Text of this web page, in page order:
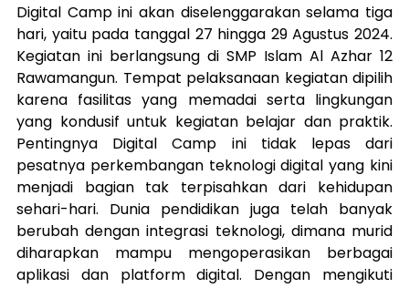
Digital Camp ini akan diselenggarakan selama tiga
hari, yaitu pada tanggal 27 hingga 29 Agustus 2024.
Kegiatan ini berlangsung di SMP Islam Al Azhar 12
Rawamangun. Tempat pelaksanaan kegiatan dipilih
karena fasilitas yang memadai serta lingkungan
yang kondusif untuk kegiatan belajar dan praktik.
Pentingnya Digital Camp ini tidak lepas dari
pesatnya perkembangan teknologi digital yang kini
menjadi bagian tak terpisahkan dari kehidupan
sehari-hari. Dunia pendidikan juga telah banyak
berubah dengan integrasi teknologi, dimana murid
diharapkan mampu mengoperasikan berbagai
aplikasi dan platform digital. Dengan mengikuti